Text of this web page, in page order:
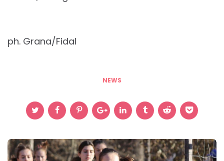
ph. Grana/Fidal
NEWS
Post